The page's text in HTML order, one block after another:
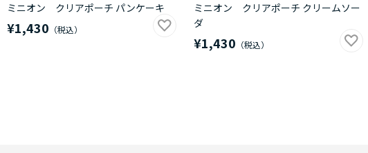
ミニオン クリアポーチ パンケーキ
¥1,430
ミニオン クリアポーチ クリームソー
ダ
¥1,430